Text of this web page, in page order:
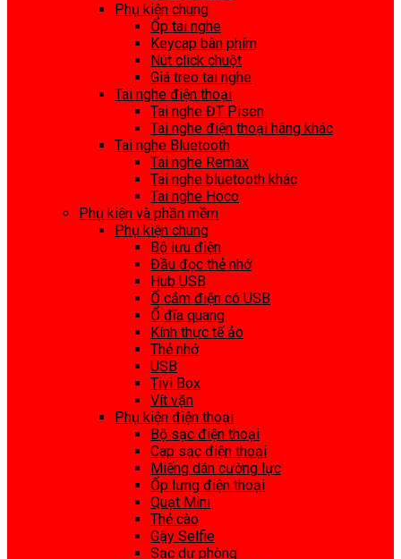
Phụ kiện chung
Ốp tai nghe
Keycap bàn phím
Nút click chuột
Giá treo tai nghe
Tai nghe điện thoại
Tai nghe ĐT Pisen
Tai nghe điện thoại hãng khác
Tai nghe Bluetooth
Tai nghe Remax
Tai nghe bluetooth khác
Tai nghe Hoco
Phụ kiện và phần mềm
Phụ kiện chung
Bộ lưu điện
Đầu đọc thẻ nhớ
Hub USB
Ổ cắm điện có USB
Ổ đĩa quang
Kính thực tế ảo
Thẻ nhớ
USB
Tivi Box
Vít vặn
Phụ kiện điện thoại
Bộ sạc điện thoại
Cap sạc điện thoại
Miếng dán cường lực
Ốp lưng điện thoại
Quạt Mini
Thẻ cào
Gậy Selfie
Sạc dự phòng